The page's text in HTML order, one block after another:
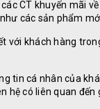
CT khuyến mãi
các sản phẩm
với khách hàng
tin cá nhân của
hệ có liên quan đến